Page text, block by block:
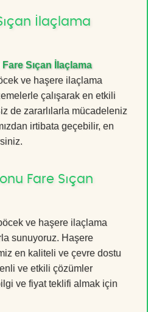
İlaçlama
Fare Sıçan İlaçlama
ve haşere ilaçlama
çalışarak en etkili
de zararlılarla mücadeleniz
irtibata geçebilir, en
Fare Sıçan
ve haşere ilaçlama
sunuyoruz. Haşere
en kaliteli ve çevre dostu
ve etkili çözümler
ve fiyat teklifi almak için